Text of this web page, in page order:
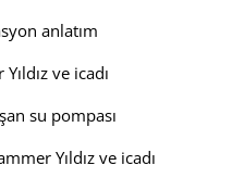
anlatım
ve icadı
su pompası
Yıldız ve icadı